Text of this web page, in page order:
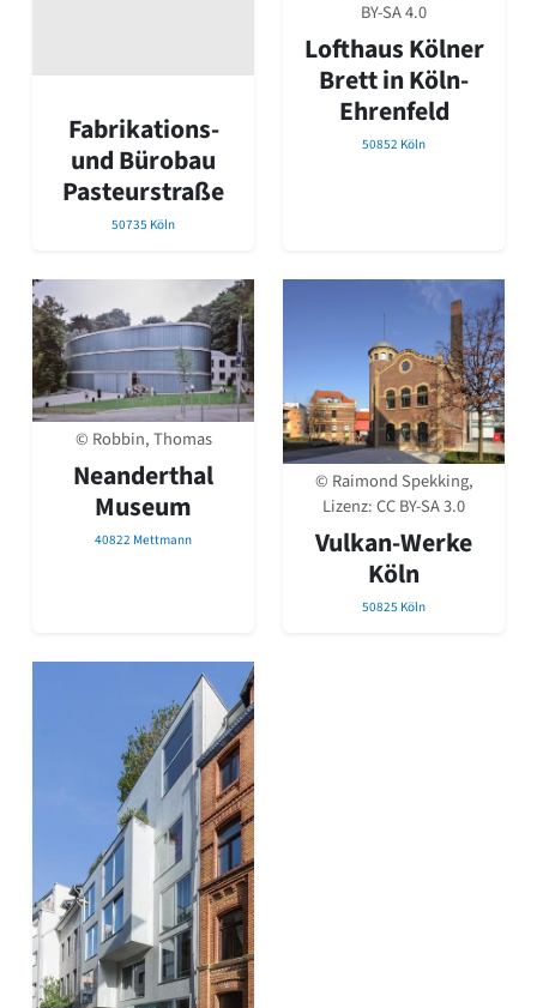
Peter Behrens
Auszeichnung vorbildlicher Bauten NRW 2020
Big Beautiful Buildings (Großbauten der Nachkriegszeit)
Epochen
1950er-70er Jahre
Moderne
Reformarchitektur
Jugendstil
Historismus
Klassizismus
Barock
Renaissance
Gotik
Über baukunst-nrw
Freunde & Förderer
Impressum
Datenschutz
Suchbegriff eingeben
Fabrikations-
und Bürobau
Pasteurstraße
50735 Köln
BY-SA 4.0
Lofthaus Kölner
Brett in Köln-
Ehrenfeld
50852 Köln
© Robbin, Thomas
Neanderthal
Museum
40822 Mettmann
© Raimond Spekking,
Lizenz:CC BY-SA 3.0
Vulkan-Werke
Köln
50825 Köln